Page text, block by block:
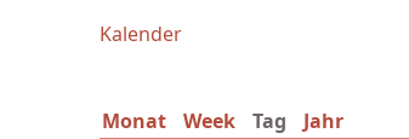
Sie sind hier
Kalender
Monat Week Tag (aktiver
Jahr